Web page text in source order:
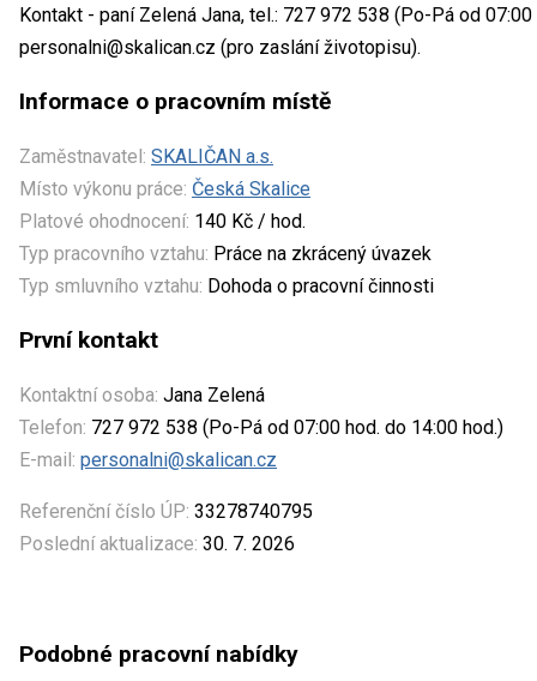
Kontakt - paní Zelená Jana, tel.: 727 972 538 (Po-Pá od
personalni@skalican.cz (pro zaslání životopisu).
Informace o pracovním místě
Zaměstnavatel: SKALIČAN a.s.
Místo výkonu práce: Česká Skalice
Platové ohodnocení: 140 Kč / hod.
Typ pracovního vztahu: Práce na zkrácený úvazek
Typ smluvního vztahu: Dohoda o pracovní činnosti
První kontakt
Kontaktní osoba: Jana Zelená
Telefon: 727 972 538 (Po-Pá od 07:00 hod. do 14:00 hod.)
E-mail: personalni@skalican.cz
Referenční číslo ÚP: 33278740795
Poslední aktualizace: 30. 7. 2026
Podobné pracovní nabídky